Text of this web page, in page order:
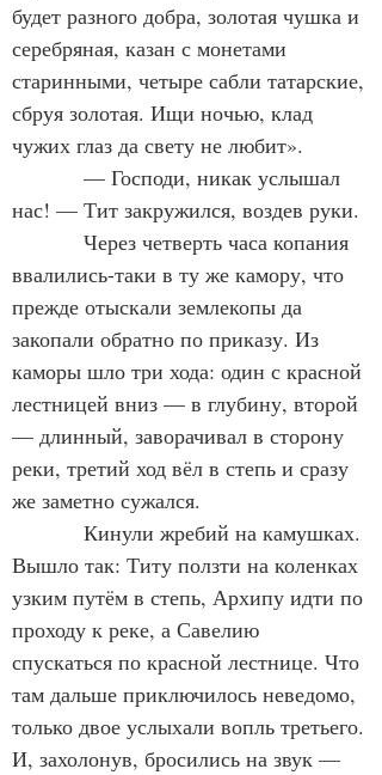
будет разного добра, золотая чушка и
серебряная, казан с монетами
старинными, четыре сабли татарские,
сбруя золотая. Ищи ночью, клад
чужих глаз да свету не любит».
нас! — Тит закружился, воздев руки.
ввалились-таки в ту же камору, что
прежде отыскали землекопы да
закопали обратно по приказу. Из
каморы шло три хода: один с красной
лестницей вниз — в глубину, второй
— длинный, заворачивал в сторону
реки, третий ход вёл в степь и сразу
же заметно сужался.
Вышло так: Титу ползти на коленках
узким путём в степь, Архипу идти по
проходу к реке, а Савелию
спускаться по красной лестнице. Что
там дальше приключилось неведомо,
только двое услыхали вопль третьего.
И, захолонув, бросились на звук —